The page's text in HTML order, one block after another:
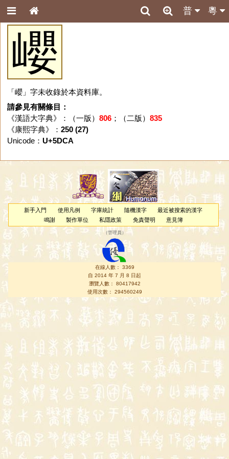
粵
普
巊
「巊」字未收錄於本資料庫。
請參見有關條目：
《漢語大字典》：（一版） 806；（二版） 835
《康熙字典》： 250 (27)
Unicode： U+5DCA
新手入門 使用凡例 字庫統計 隨機漢字
最近被搜索的漢字
鳴謝
製作單位 私隱政策 免責聲明 意見簿
（管理員 ）
在線人數： 3369
自 2014 年 7 月 8 日起
瀏覽人數： 80417942
使用次數： 294560249